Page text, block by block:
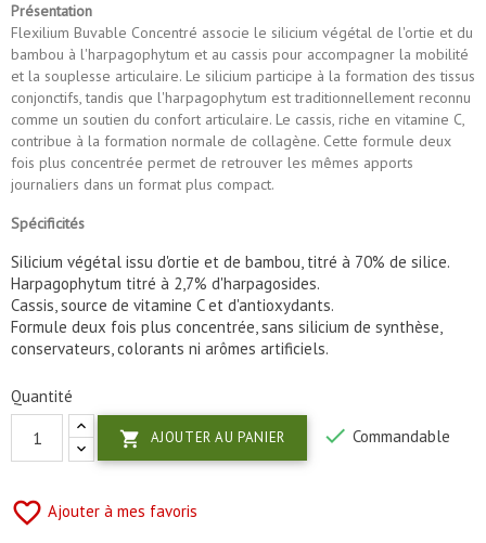
Présentation
Flexilium Buvable Concentré associe le silicium végétal de l'ortie et du
bambou à l'harpagophytum et au cassis pour accompagner la mobilité
et la souplesse articulaire. Le silicium participe à la formation des tissus
conjonctifs, tandis que l'harpagophytum est traditionnellement reconnu
comme un soutien du confort articulaire. Le cassis, riche en vitamine C,
contribue à la formation normale de collagène. Cette formule deux
fois plus concentrée permet de retrouver les mêmes apports
journaliers dans un format plus compact.
Spécificités
Silicium végétal issu d'ortie et de bambou, titré à 70% de silice.
Harpagophytum titré à 2,7% d'harpagosides.
Cassis, source de vitamine C et d'antioxydants.
Formule deux fois plus concentrée, sans silicium de synthèse,
conservateurs, colorants ni arômes artificiels.
Quantité
 AJOUTER AU PANIER  Commandable
favorite_border Ajouter à mes favoris